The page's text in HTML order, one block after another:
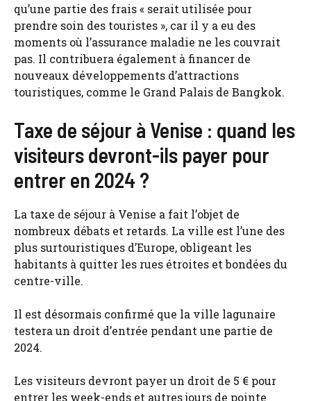
qu’une partie des frais « serait utilisée pour
prendre soin des touristes », car il y a eu des
moments où l’assurance maladie ne les couvrait
pas. Il contribuera également à financer de
nouveaux développements d’attractions
touristiques, comme le Grand Palais de Bangkok.
Taxe de séjour à Venise : quand les
visiteurs devront-ils payer pour
entrer en 2024 ?
La taxe de séjour à Venise a fait l’objet de
nombreux débats et retards. La ville est l’une des
plus surtouristiques d’Europe, obligeant les
habitants à quitter les rues étroites et bondées du
centre-ville.
Il est désormais confirmé que la ville lagunaire
testera un droit d’entrée pendant une partie de
2024.
Les visiteurs devront payer un droit de 5 € pour
entrer les week-ends et autres jours de pointe